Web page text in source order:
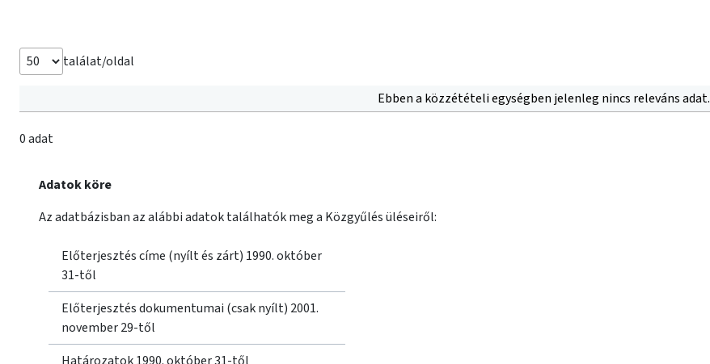
találat/oldal
Ebben a közzétételi egységben jelenleg nincs releváns adat.
0 adat
Adatok köre
Az adatbázisban az alábbi adatok találhatók meg a Közgyűlés üléseiről:
Előterjesztés címe (nyílt és zárt) 1990. október
31-től
Előterjesztés dokumentumai (csak nyílt) 2001.
november 29-től